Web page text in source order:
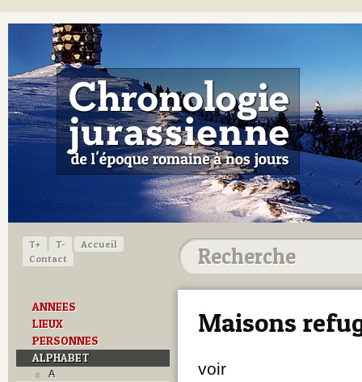
T+ T-
Accueil
Contact
ANNEES
LIEUX
PERSONNES
ALPHABET
A
Maisons
voir